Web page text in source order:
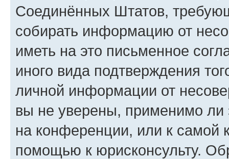
Соединённых Штатов,
собирать информацию от
иметь на это письменное
иного вида подтверждения
личной информации от
вы не уверены, применимо ли
на конференции, или к самой
помощью к юрисконсульту.